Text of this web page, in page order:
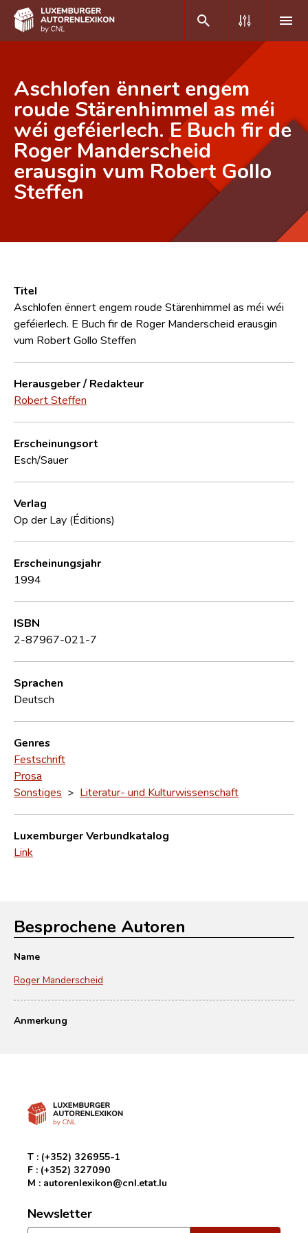
DE FR
Home
Autor(inn)en A-Z
Erweiterte Suche
CNL
Kontakt
Aschlofen ënnert engem
roude Stärenhimmel as méi
wéi geféierlech. E Buch fir de
Roger Manderscheid
erausgin vum Robert Gollo
Steffen
Titel
Aschlofen ënnert engem roude Stärenhimmel as méi wéi
geféierlech. E Buch fir de Roger Manderscheid erausgin
vum Robert Gollo Steffen
Herausgeber / Redakteur
Robert Steffen
Erscheinungsort
Esch/Sauer
Verlag
Op der Lay (Éditions)
Erscheinungsjahr
1994
ISBN
2-87967-021-7
Sprachen
Deutsch
Genres
Festschrift
Prosa
Sonstiges > Literatur- und Kulturwissenschaft
Luxemburger Verbundkatalog
Link
Besprochene Autoren
Name
Roger Manderscheid
Anmerkung
T : (+352) 326955-1
F : (+352) 327090
M : autorenlexikon@cnl.etat.lu
Newsletter